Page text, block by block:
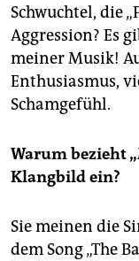
Schwuchtel, die
Aggression? Es
meiner Musik!
Enthusiasmus,
Schamgefühl.
Warum bezieht
Klangbild ein?
Sie meinen die
dem Song „The